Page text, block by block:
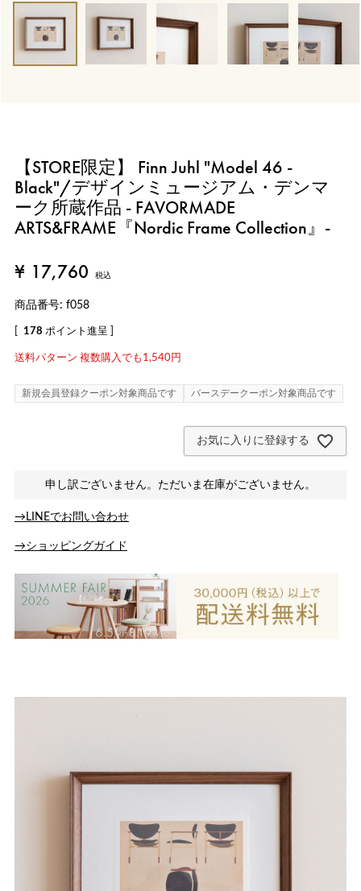
【STORE限定】 Finn Juhl "Model 46 -
Black"/デザインミュージアム・デンマ
ーク所蔵作品 - FAVORMADE
ARTS&FRAME『Nordic Frame Collection』-
¥ 17,760 税込
商品番号 f058
178 ポイント進呈 ]
送料パターン 複数購入でも1,540円
新規会員登録クーポン対象商品です バースデークーポン対象商品です
お気に入りに登録する
申し訳ございません。ただいま在庫がございません。
→LINEでお問い合わせ
→ショッピングガイド